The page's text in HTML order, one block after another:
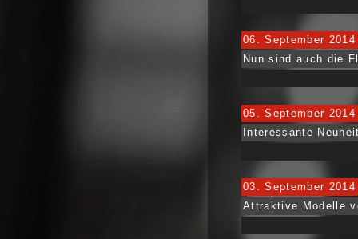
06. September 2014
Nun sind auch die
05. September 2014
Interessante
03. September 2014
Attraktive Modelle